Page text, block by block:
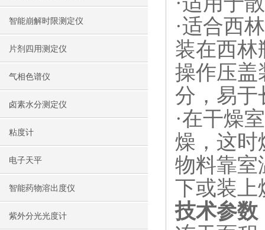
智能崩解时限测定仪
片剂四用测定仪
气相色谱仪
卤素水分测定仪
粘度计
电子天平
智能药物溶出度仪
紫外分光光度计
·适合西
装在西林
操作压盖
分，易于
·在干燥
燥，这时
物料靠室
下或装上
技术参数